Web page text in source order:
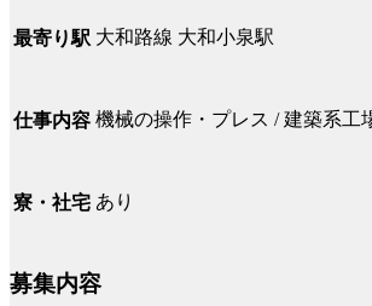
最寄り駅 大和路線 大和小泉駅
仕事内容 機械の操作・プレス / 建築系工
寮・社宅 あり
募集内容